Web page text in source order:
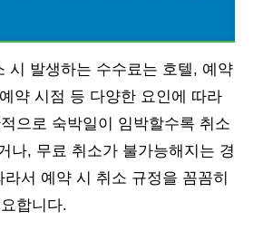
시 발생하는 수수료는 호텔, 예약
약 시점 등 다양한 요인에 따라
으로 숙박일이 임박할수록 취소
나, 무료 취소가 불가능해지는 경
서 예약 시 취소 규정을 꼼꼼히
합니다.